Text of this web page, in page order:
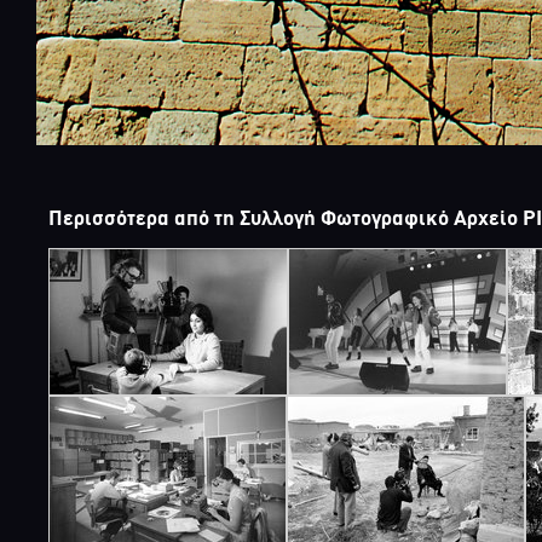
Περισσότερα από τη Συλλογή Φωτογραφικό Αρχείο